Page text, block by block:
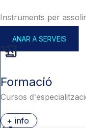
Instruments per
ANAR A SERVEIS
Formació
Cursos
+ info